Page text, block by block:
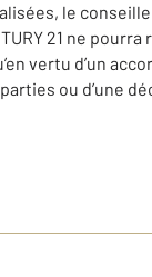
le
21 ne pourra
vertu d’un
ou d’une